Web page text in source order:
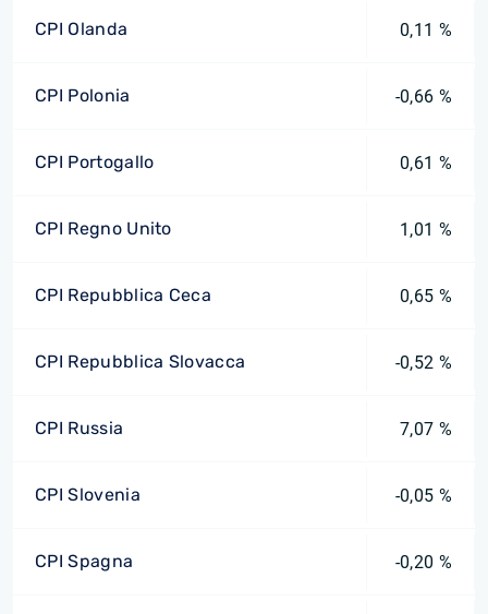
CPI Olanda 0,11 %
CPI Polonia -0,66 %
CPI Portogallo 0,61 %
CPI Regno Unito 1,01 %
CPI Repubblica Ceca 0,65 %
CPI Repubblica Slovacca -0,52 %
CPI Russia 7,07 %
CPI Slovenia -0,05 %
CPI Spagna -0,20 %